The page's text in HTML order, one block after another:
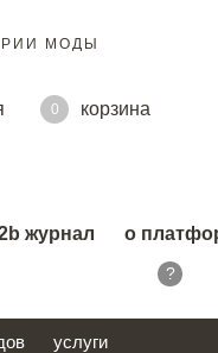
МОДЫ
0
корзина
журнал о
?
услуги